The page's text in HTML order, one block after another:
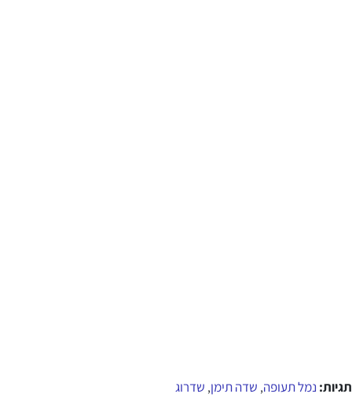
תגיות: נמל תעופה, שדה תימן, שדרוג